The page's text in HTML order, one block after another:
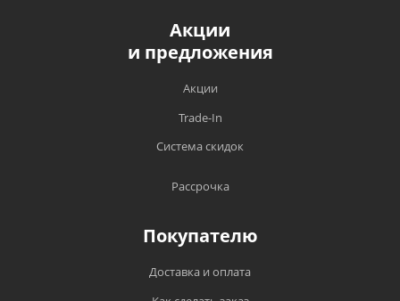
Акции
и предложения
Акции
Trade-In
Система скидок
Рассрочка
Покупателю
Доставка и оплата